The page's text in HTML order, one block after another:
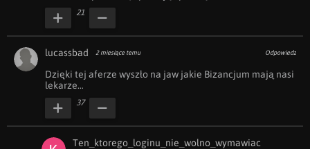
21
lucassbad 2 miesiące temu Odpowiedz
Dzięki tej aferze wyszło na jaw jakie Bizancjum mają nasi
lekarze…
37
Ten_ktorego_loginu_nie_wolno_wymawiac